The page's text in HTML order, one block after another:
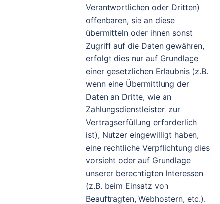
Verantwortlichen oder Dritten)
offenbaren, sie an diese
übermitteln oder ihnen sonst
Zugriff auf die Daten gewähren,
erfolgt dies nur auf Grundlage
einer gesetzlichen Erlaubnis (z.B.
wenn eine Übermittlung der
Daten an Dritte, wie an
Zahlungsdienstleister, zur
Vertragserfüllung erforderlich
ist), Nutzer eingewilligt haben,
eine rechtliche Verpflichtung dies
vorsieht oder auf Grundlage
unserer berechtigten Interessen
(z.B. beim Einsatz von
Beauftragten, Webhostern, etc.).